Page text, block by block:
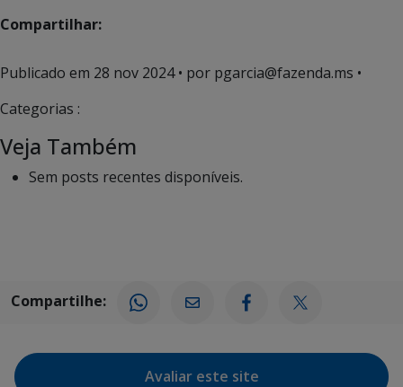
Compartilhar:
Publicado em 28 nov 2024• por pgarcia@fazenda.ms •
Categorias :
Veja Também
Sem posts recentes disponíveis.
Compartilhe:
Avaliar este site